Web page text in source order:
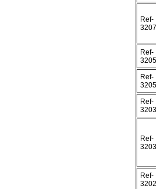
Ref-
Ref-
Ref-
Ref-
Ref-
Ref-